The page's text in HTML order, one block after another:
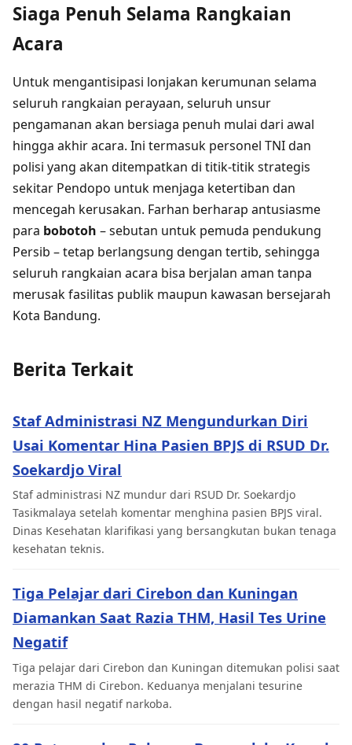
Siaga Penuh Selama Rangkaian
Acara
Untuk mengantisipasi lonjakan kerumunan selama
seluruh rangkaian perayaan, seluruh unsur
pengamanan akan bersiaga penuh mulai dari awal
hingga akhir acara. Ini termasuk personel TNI dan
polisi yang akan ditempatkan di titik-titik strategis
sekitar Pendopo untuk menjaga ketertiban dan
mencegah kerusakan. Farhan berharap antusiasme
para bobotoh – sebutan untuk pemuda pendukung
Persib – tetap berlangsung dengan tertib, sehingga
seluruh rangkaian acara bisa berjalan aman tanpa
merusak fasilitas publik maupun kawasan bersejarah
Kota Bandung.
Berita Terkait
Staf Administrasi NZ Mengundurkan Diri
Usai Komentar Hina Pasien BPJS di RSUD Dr.
Soekardjo Viral
Staf administrasi NZ mundur dari RSUD Dr. Soekardjo
Tasikmalaya setelah komentar menghina pasien BPJS viral.
Dinas Kesehatan klarifikasi yang bersangkutan bukan tenaga
kesehatan teknis.
Tiga Pelajar dari Cirebon dan Kuningan
Diamankan Saat Razia THM, Hasil Tes Urine
Negatif
Tiga pelajar dari Cirebon dan Kuningan ditemukan polisi saat
merazia THM di Cirebon. Keduanya menjalani tesurine
dengan hasil negatif narkoba.